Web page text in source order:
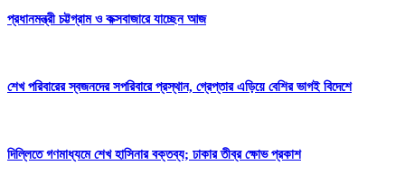
প্রধানমন্ত্রী চট্টগ্রাম ও কক্সবাজারে যাচ্ছেন আজ
শেখ পরিবারের স্বজনদের সপরিবারে প্রস্থান, গ্রেপ্তার এড়িয়ে বেশির ভাগই বিদেশে
দিল্লিতে গণমাধ্যমে শেখ হাসিনার বক্তব্য; ঢাকার তীব্র ক্ষোভ প্রকাশ